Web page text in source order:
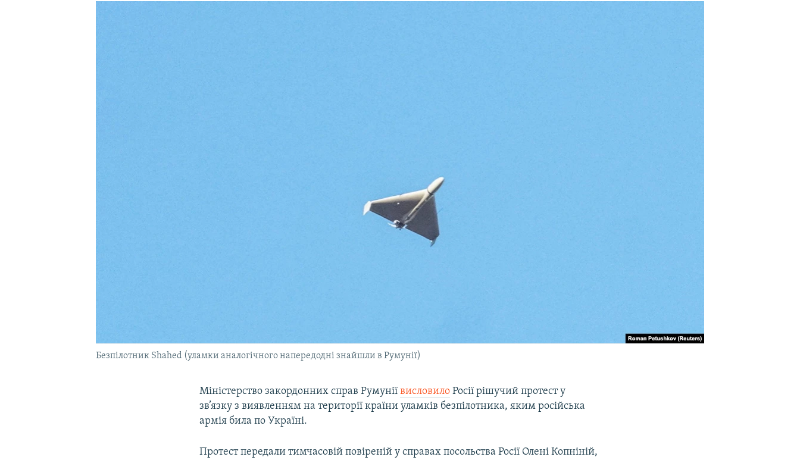
Безпілотник Shahed (уламки аналогічного напередодні знайшли в Румунії)
Міністерство закордонних справ Румуніївисловило Росії рішучий протест у
зв’язку з виявленням на території країни уламків безпілотника, яким російська
армія била по Україні.
Протест передали тимчасовій повіреній у справах посольства Росії Олені Копніній,